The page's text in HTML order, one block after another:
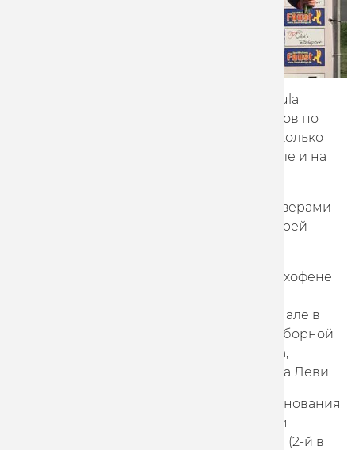
На прошлой неделе гонщики Marathon-Tula
выступили на ряде международных стартов по
велоспорту на треке в Германии, где несколько
раз поднимались на пьедестал, в том числе и на
На Silbernen Eulen von Ludwigshafen призерами
стали Павел Ростов (3-й в кейрине) и Андрей
На спринтерских соревнованиях в Дуденхофене
Александр Дубченко, при этом в полуфинале в
двух заездах он победил представителя сборной
Германии, многократного чемпиона мира,
призера Олимпийских игр Максимилиана Леви.
Завершили серию немецких гонок соревнования
в Манхайме, где призерами стали Максим
Пискунов (2-й в скрэтче) и Алексей Носов (2-й в